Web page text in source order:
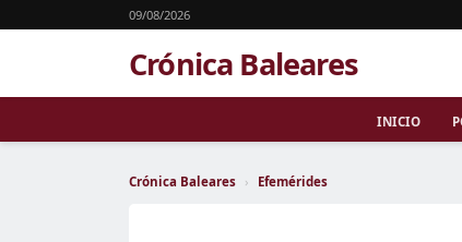
09/08/2026
Crónica Baleares
INICIO
Crónica Baleares › Efemérides